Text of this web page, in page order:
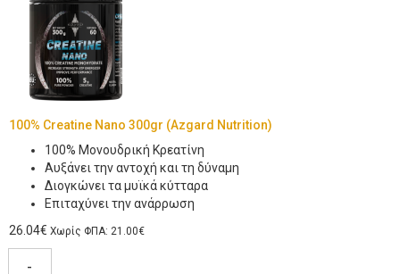
100% Creatine Nano 300gr (Azgard Nutrition)
100% Μονουδρική Κρεατίνη
Αυξάνει την αντοχή και τη δύναμη
Διογκώνει τα μυϊκά κύτταρα
Επιταχύνει την ανάρρωση
26.04€ Χωρίς ΦΠΑ: 21.00€
-